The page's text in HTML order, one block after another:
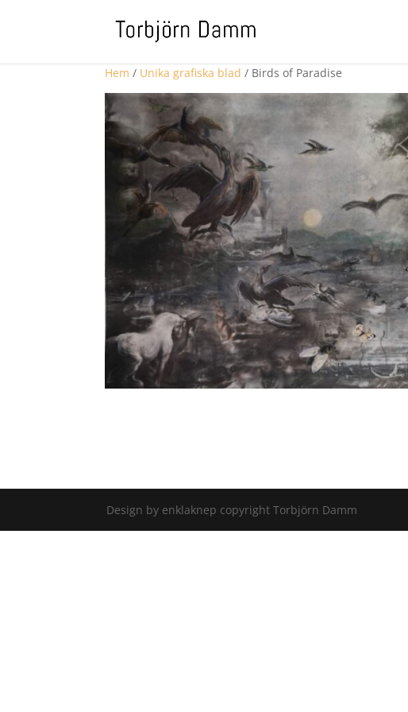
Hem / Unika grafiska blad / Birds of Paradise
Design by enklaknep copyright Torbjörn Damm